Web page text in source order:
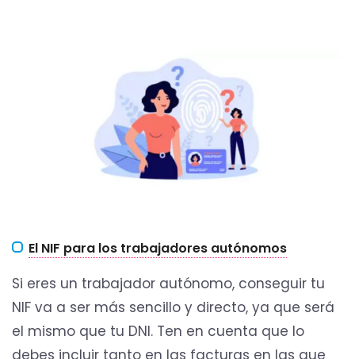
El NIF para los trabajadores autónomos
Si eres un trabajador autónomo, conseguir tu
NIF va a ser más sencillo y directo, ya que será
el mismo que tu DNI. Ten en cuenta que lo
debes incluir tanto en las facturas en las que